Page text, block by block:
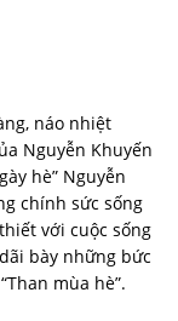
náo nhiệt
Nguyễn Khuyến
hè” Nguyễn
chính sức sống
với cuộc sống
bày những bức
mùa hè”.